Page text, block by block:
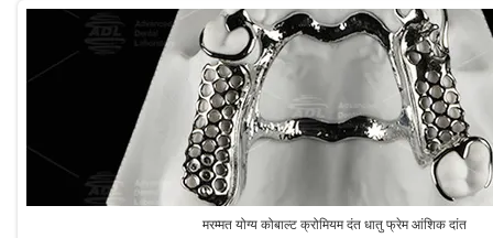
मरम्मत योग्य कोबाल्ट क्रोमियम दंत धातु फ्रेम आंशिक दांत